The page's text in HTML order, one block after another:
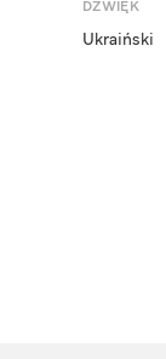
DŹWIĘK
Ukraiński